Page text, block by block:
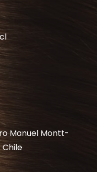
Manuel Montt-
Chile